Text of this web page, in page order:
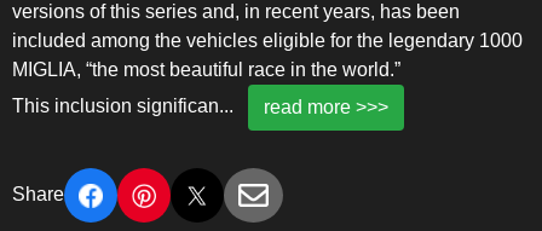
versions of this series and, in recent years, has been
included among the vehicles eligible for the legendary 1000
MIGLIA, “the most beautiful race in the world.”
This inclusion significan... read more >>>
Share